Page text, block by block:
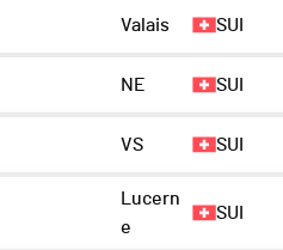
Valais SUI
NE SUI
VS SUI
Lucern
e
SUI